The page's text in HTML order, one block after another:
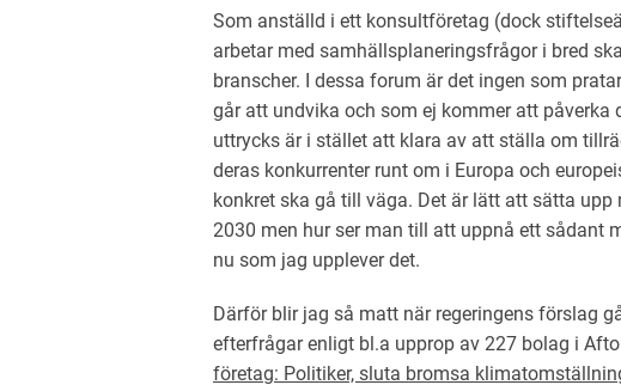
Som anställd i ett konsultföretag (dock
arbetar med samhällsplaneringsfrågor i bred
branscher. I dessa forum är det ingen som
går att undvika och som ej kommer att påverka
uttrycks är i stället att klara av att ställa om
deras konkurrenter runt om i Europa och
konkret ska gå till väga. Det är lätt att sätta
2030 men hur ser man till att uppnå ett sådant
nu som jag upplever det.
Därför blir jag så matt när regeringens förslag
efterfrågar enligt bl.a upprop av 227 bolag i
företag: Politiker, sluta bromsa